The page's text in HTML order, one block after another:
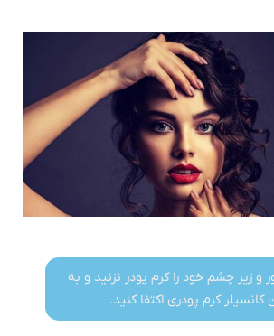
و زیر چشم خود را کرم پودر نزنید و به
کانسیلر کرم پودری اکتفا کنید.